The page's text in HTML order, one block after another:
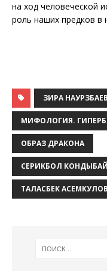
на ход человеческой
роль наших предков в
ЗИРА
МИФОЛОГИЯ.
ОБРАЗ ДРАКОНА
СЕРИКБОЛ
ТАЛАСБЕК АСЕМКУЛОВ